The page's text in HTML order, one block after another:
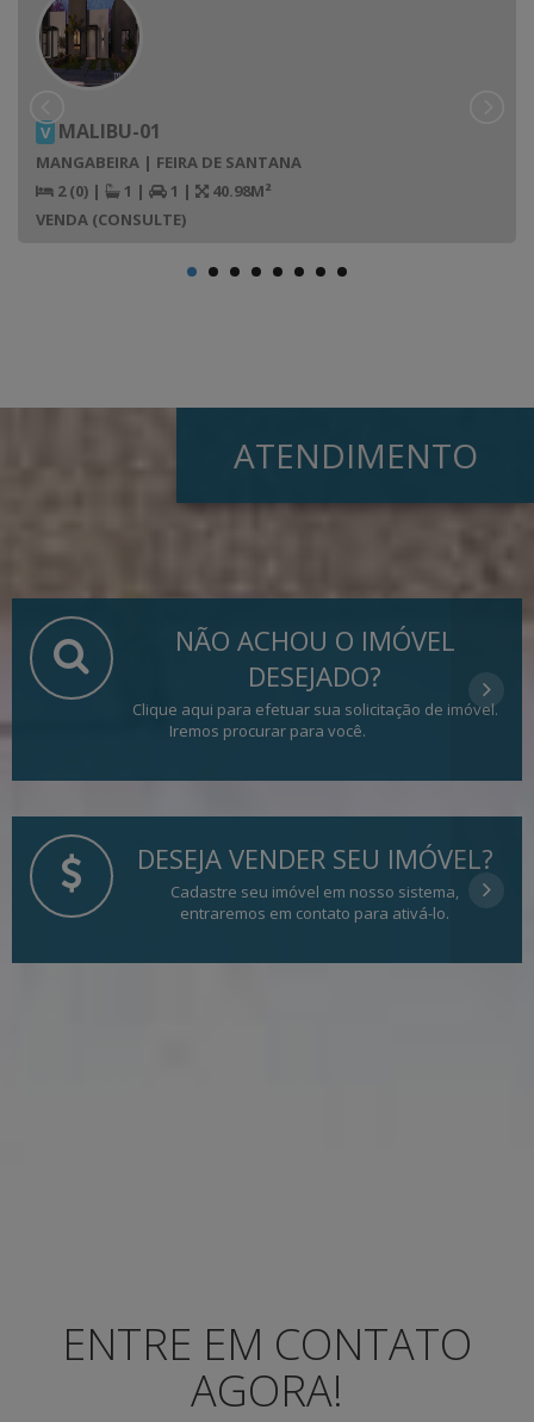
V MALIBU-01
MANGABEIRA | FEIRA DE SANTANA
2 (0) | 1 | 1 |
40.98M²
VENDA (CONSULTE)
ATENDIMENTO
NÃO ACHOU O IMÓVEL
DESEJADO?
Clique aqui para efetuar sua solicitação de imóvel.
Iremos procurar para você.
DESEJA VENDER SEU IMÓVEL?
Cadastre seu imóvel em nosso sistema,
entraremos em contato para ativá-lo.
ENTRE EM CONTATO
AGORA!